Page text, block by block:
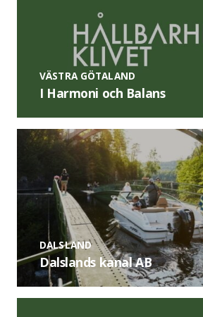
VÄSTRA GÖTALAND
I Harmoni och Balans
DALSLAND
Dalslands kanal AB